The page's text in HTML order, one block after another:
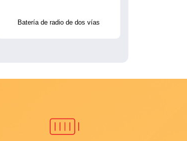
Batería de radio de dos vías